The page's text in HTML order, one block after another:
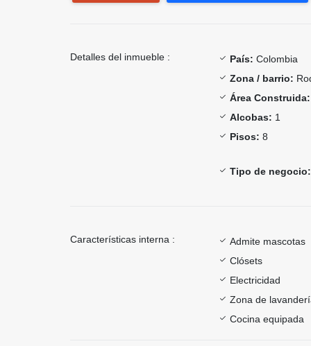
Detalles del inmueble : País: Colombia
Zona / barrio:
Área Construida:
Alcobas: 1
Pisos: 8
Tipo de negocio:
Características interna :
Admite mascotas
Clósets
Electricidad
Zona de
Cocina equipada